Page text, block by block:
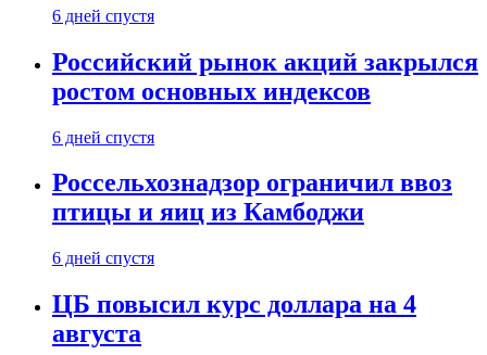
6 дней спустя
Российский рынок акций закрылся
ростом основных индексов
6 дней спустя
Россельхознадзор ограничил ввоз
птицы и яиц из Камбоджи
6 дней спустя
ЦБ повысил курс доллара на 4
августа